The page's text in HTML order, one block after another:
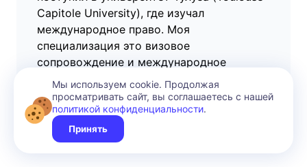
Capitole University), где изучал
международное право. Моя
специализация это визовое
сопровождение и международное
миграционное право.
16 октября 2024, 07:47(Обновлено1 год назад)
Все статьи автора
Мы используем cookie. Продолжая
просматривать сайт, вы соглашаетесь с нашей
политикой конфиденциальности.
Принять